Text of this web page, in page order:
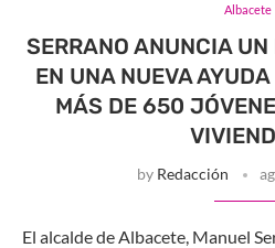
Albacete
SERRANO ANUNCIA
EN UNA NUEVA
MÁS DE 650
by Redacción
El alcalde de Albacete, Manuel